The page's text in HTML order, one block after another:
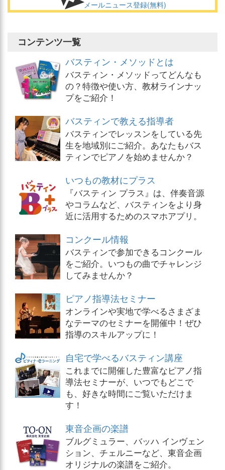
メールニュース登録(無料)
コンテンツ一覧
バスティン・メソッドとは
バスティン・メソッドってどんなも
の？特徴や使い方、教材ラインナッ
プをご紹介！
バスティンで教える指導者
バスティンでレッスンをしている先
生を地域別にご紹介。あなたもバス
ティンでピアノを始めませんか？
いつもの教材にプラス
『バスティン プラス』は、伴奏音源
やコラムなど、バスティンをより身
近に活用するためのスマホアプリ。
コンクール情報
バスティンで参加できるコンクール
をご紹介。いつもの曲でチャレンジ
してみませんか？
ピアノ指導法セミナー
オンラインや実地で学べるさまざま
なテーマのセミナーを開催中！ぜひ
指導のスキルアップに！
自宅で学べるバスティン講座
これまでに開催した豊富なピアノ指
導法セミナーが、いつでもどこで
も、好きな時間にご覧いただけま
す！
東音企画の楽譜
ブルグミュラー、バッハ インヴェン
ション、チェルニーなど、東音企画
オリジナルの楽譜をご紹介。